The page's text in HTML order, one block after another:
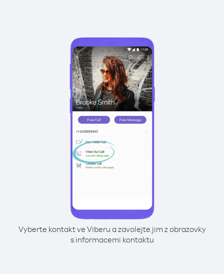
Vyberte kontakt ve Viberu a zavolejte jim z obrazovky
s informacemi kontaktu